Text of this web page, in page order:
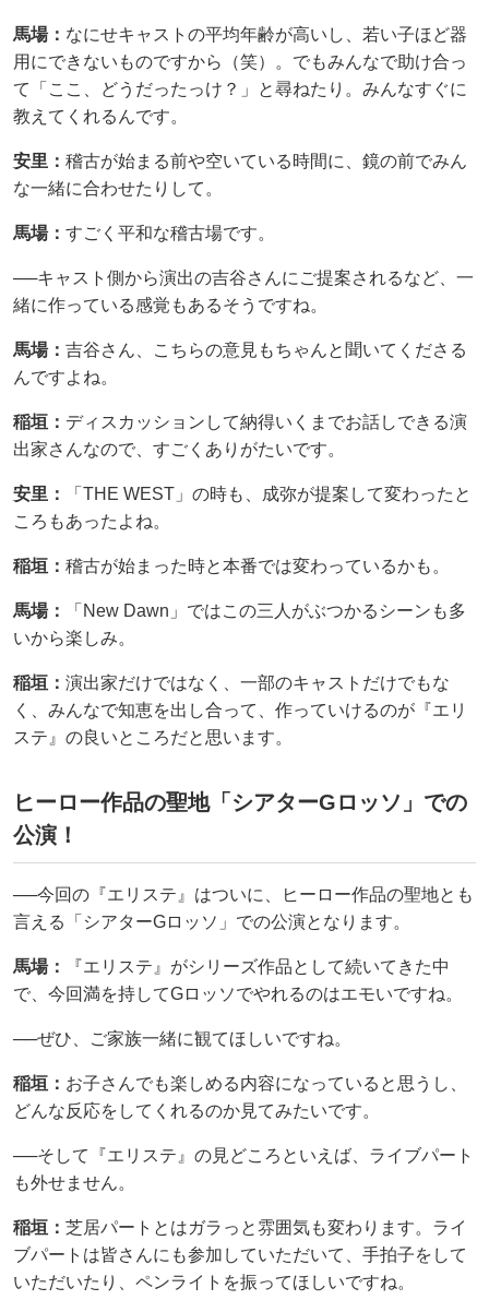
馬場： なにせキャストの平均年齢が高いし、若い子ほど器
用にできないものですから（笑）。でもみんなで助け合っ
て「ここ、どうだったっけ？」と尋ねたり。みんなすぐに
教えてくれるんです。
安里： 稽古が始まる前や空いている時間に、鏡の前でみん
な一緒に合わせたりして。
馬場： すごく平和な稽古場です。
──キャスト側から演出の吉谷さんにご提案されるなど、一
緒に作っている感覚もあるそうですね。
馬場： 吉谷さん、こちらの意見もちゃんと聞いてくださる
んですよね。
稲垣： ディスカッションして納得いくまでお話しできる演
出家さんなので、すごくありがたいです。
安里：
「THE WEST」の時も、成弥が提案して変わったと
ころもあったよね。
稲垣： 稽古が始まった時と本番では変わっているかも。
馬場：
「New Dawn」ではこの三人がぶつかるシーンも多
いから楽しみ。
稲垣： 演出家だけではなく、一部のキャストだけでもな
く、みんなで知恵を出し合って、作っていけるのが『エリ
ステ』の良いところだと思います。
ヒーロー作品の聖地「シアターGロッソ」での
公演！
──今回の『エリステ』はついに、ヒーロー作品の聖地とも
言える「シアターGロッソ」での公演となります。
馬場：
『エリステ』がシリーズ作品として続いてきた中
で、今回満を持してGロッソでやれるのはエモいですね。
──ぜひ、ご家族一緒に観てほしいですね。
稲垣： お子さんでも楽しめる内容になっていると思うし、
どんな反応をしてくれるのか見てみたいです。
──そして『エリステ』の見どころといえば、ライブパート
も外せません。
稲垣： 芝居パートとはガラっと雰囲気も変わります。ライ
ブパートは皆さんにも参加していただいて、手拍子をして
いただいたり、ペンライトを振ってほしいですね。